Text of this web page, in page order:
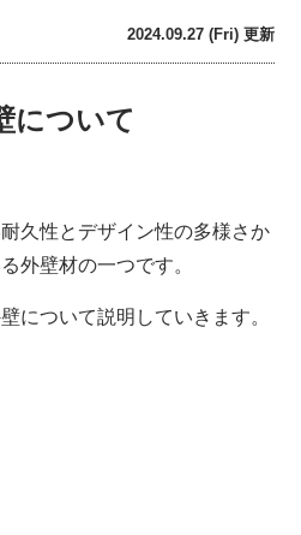
2024.09.27 (Fri) 更新
について
久性とデザイン性の多様さか
外壁材の一つです。
について説明していきます。